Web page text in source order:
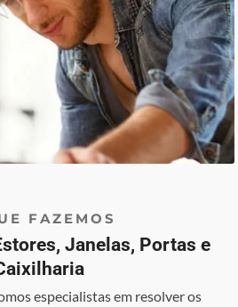
FAZEMOS
Janelas, Portas e
especialistas em resolver os